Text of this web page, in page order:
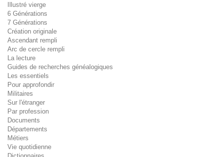
Illustré vierge
6 Générations
7 Générations
Création originale
Ascendant rempli
Arc de cercle rempli
La lecture
Guides de recherches généalogiques
Les essentiels
Pour approfondir
Militaires
Sur l'étranger
Par profession
Documents
Départements
Métiers
Vie quotidienne